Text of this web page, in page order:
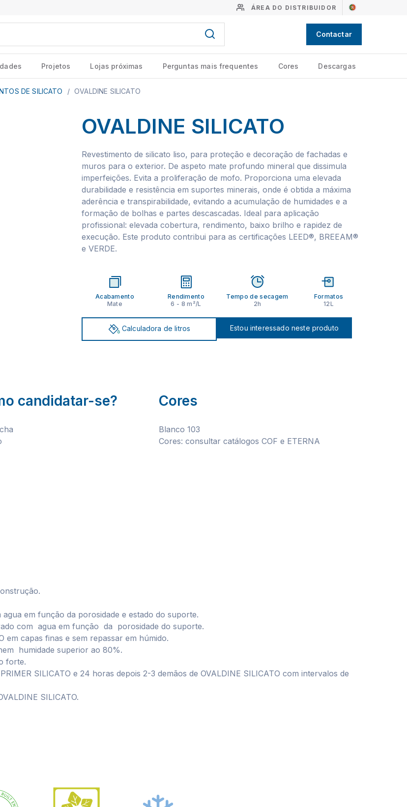
ÁREA DO DISTRIBUIDOR
Contactar
Projetos Lojas próximas Perguntas mais frequentes Cores Descargas
DE SILICATO / OVALDINE SILICATO
OVALDINE SILICATO
Revestimento de silicato liso, para proteção e decoração de fachadas e
muros para o exterior. De aspeto mate profundo mineral que dissimula
imperfeições. Evita a proliferação de mofo. Proporciona uma elevada
durabilidade e resistência em suportes minerais, onde é obtida a máxima
aderência e transpirabilidade, evitando a acumulação de humidades e a
formação de bolhas e partes descascadas. Ideal para aplicação
profissional: elevada cobertura, rendimento, baixo brilho e rapidez de
execução. Este produto contribui para as certificações LEED®, BREEAM®
e VERDE.
Acabamento
Mate
Rendimento
6 - 8 m²/L
Tempo de secagem
2h
Formatos
12L
Calculadora de litros Estou interessado neste produto
candidatar-se? Cores
Blanco 103
Cores: consultar catálogos COF e ETERNA
em função da porosidade e estado do suporte.
com agua em função da porosidade do suporte.
em capas finas e sem repassar em húmido.
humidade superior ao 80%.
forte.
SILICATO e 24 horas depois 2-3 demãos de OVALDINE SILICATO com intervalos de
SILICATO.